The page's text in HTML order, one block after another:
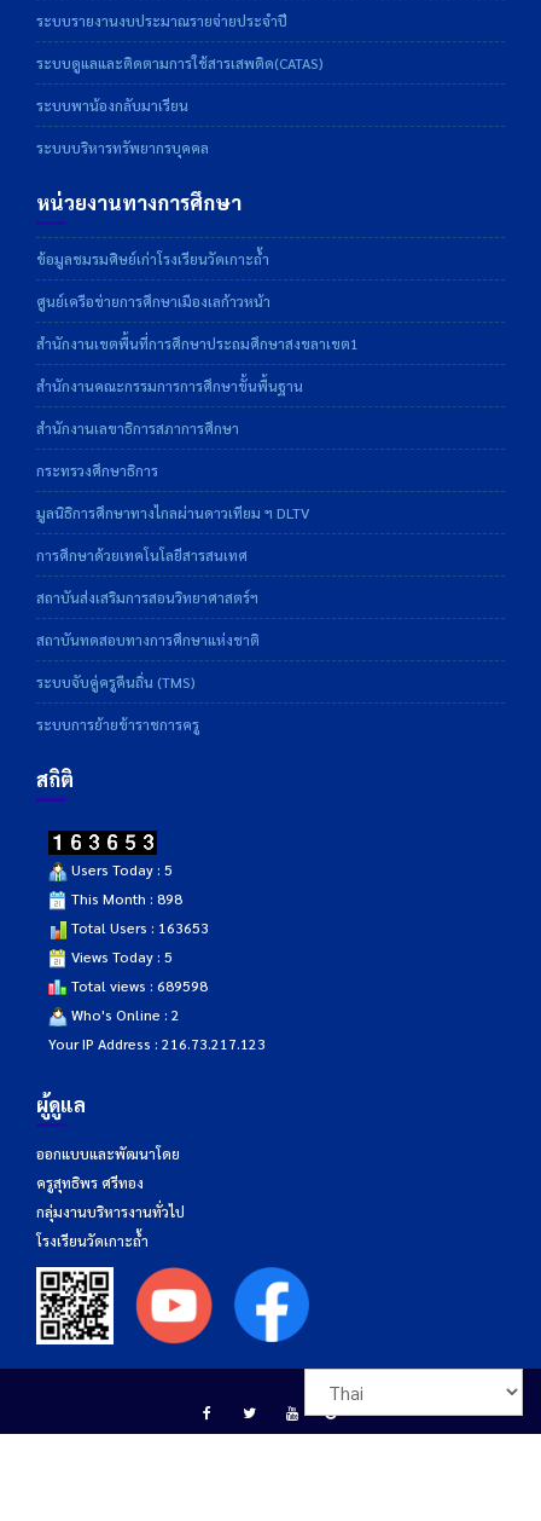
ระบบรายงานงบประมาณรายจ่ายประจำปี
ระบบดูแลและติดตามการใช้สารเสพติด(CATAS)
ระบบพาน้องกลับมาเรียน
ระบบบริหารทรัพยากรบุคคล
หน่วยงานทางการศึกษา
ข้อมูลชมรมศิษย์เก่าโรงเรียนวัดเกาะถ้ำ
ศูนย์เครือข่ายการศึกษาเมืองเลก้าวหน้า
สำนักงานเขตพื้นที่การศึกษาประถมศึกษาสงขลาเขต1
สำนักงานคณะกรรมการการศึกษาขั้นพื้นฐาน
สำนักงานเลขาธิการสภาการศึกษา
กระทรวงศึกษาธิการ
มูลนิธิการศึกษาทางไกลผ่านดาวเทียม ฯ DLTV
การศึกษาด้วยเทคโนโลยีสารสนเทศ
สถาบันส่งเสริมการสอนวิทยาศาสตร์ฯ
สถาบันทดสอบทางการศึกษาแห่งชาติ
ระบบจับคู่ครูคืนถิ่น (TMS)
ระบบการย้ายข้าราชการครู
สถิติ
Users Today : 5
This Month : 898
Total Users : 163653
Views Today : 5
Total views : 689598
Who's Online : 2
Your IP Address : 216.73.217.123
ผู้ดูแล
ออกแบบและพัฒนาโดย
ครูสุทธิพร ศรีทอง
กลุ่มงานบริหารงานทั่วไป
โรงเรียนวัดเกาะถ้ำ